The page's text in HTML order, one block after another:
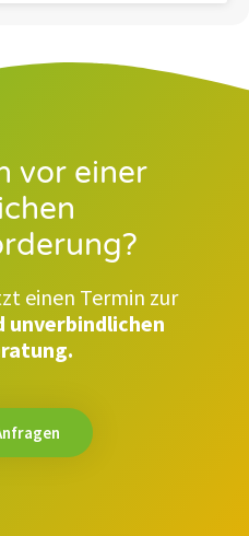
vor einer
einen Termin zur
unverbindlichen